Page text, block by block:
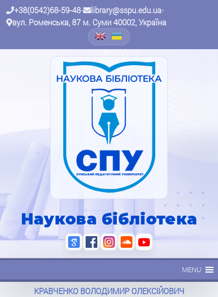
+38(0542)68-59-48• library@sspu.edu.ua•
вул. Роменська, 87 м. Суми 40002, Україна
Наукова бібліотека
MENU
КРАВЧЕНКО ВОЛОДИМИР ОЛЕКСІЙОВИЧ